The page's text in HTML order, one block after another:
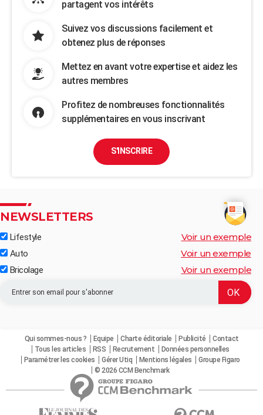
partagent vos intérêts
Suivez vos discussions facilement et
obtenez plus de réponses
Mettez en avant votre expertise et aidez les
autres membres
Profitez de nombreuses fonctionnalités
supplémentaires en vous inscrivant
S'INSCRIRE
NEWSLETTERS
Lifestyle Voir un exemple
Auto Voir un exemple
Bricolage Voir un exemple
Qui sommes-nous ? Equipe Charte éditoriale Publicité
Contact
Tous les articles
RSS Recrutement
Données personnelles
Paramétrer les cookies
Gérer Utiq Mentions légales
Groupe Figaro
© 2026 CCM Benchmark